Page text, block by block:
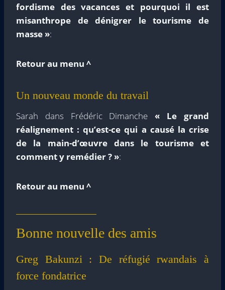
fordisme des vacances et pourquoi il est
misanthrope de dénigrer le tourisme de
masse »:
Retour au menu ^
Un nouveau monde du travail
Sarah dans Frédéric Dimanche « Le grand
réalignement : qu’est-ce qui a causé la crise
de la main-d’œuvre dans le tourisme et
comment y remédier ? »:
Retour au menu ^
Bonne nouvelle des amis
Greg Bakunzi : De réfugié rwandais à
force fondatrice